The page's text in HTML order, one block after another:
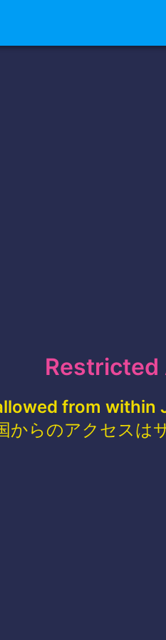
Restricted
from within
からのアクセスは